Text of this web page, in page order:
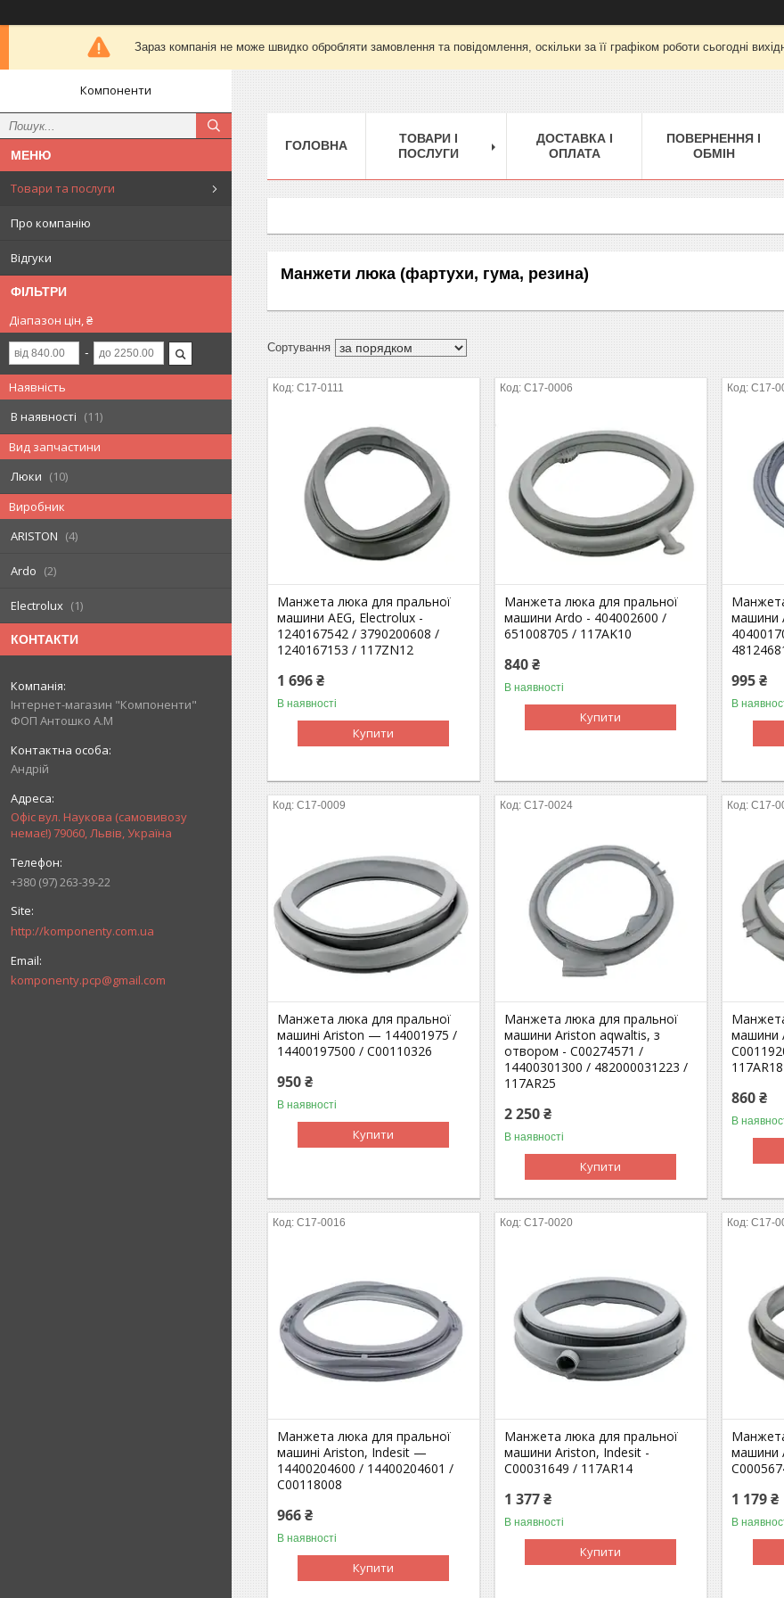
Зараз компанія не може швидко обробляти замовлення та повідомлення, оскільки за її графіком роботи сьогодні
Компоненти
Товари та послуги
Про компанію
Відгуки
ФІЛЬТРИ
Діапазон цін, ₴
Наявність
В наявності
11
Вид запчастини
Люки
10
Виробник
ARISTON
4
Ardo 2
Electrolux 1
КОНТАКТИ
Інтернет-магазин "Компоненти"
ФОП Антошко А.М
Андрій
Офіс вул. Наукова (самовивозу
немає!) 79060, Львів, Україна
+380 (97) 263-39-22
http://komponenty.com.ua
komponenty.pcp@gmail.com
ГОЛОВНА
ТОВАРИ І
ПОСЛУГИ
ДОСТАВКА І
ОПЛАТА
ПОВЕРНЕННЯ І
ОБМІН
Манжети люка (фартухи, гума, резина)
C17-0111
Манжета люка для пральної
машини AEG, Electrolux -
1240167542 / 3790200608 /
1240167153 / 117ZN12
1 696 ₴
В наявності
Купити
C17-0006
Манжета люка для пральної
машини Ardo - 404002600 /
651008705 / 117AK10
840 ₴
В наявності
Купити
C17-
машини
995 ₴
В
C17-0009
Манжета люка для пральної
машині Ariston — 144001975 /
14400197500 / C00110326
950 ₴
В наявності
Купити
C17-0024
Манжета люка для пральної
машини Ariston aqwaltis, з
отвором - C00274571 /
14400301300 / 482000031223 /
117AR25
2 250 ₴
В наявності
Купити
C17-
машини
117AR18
860 ₴
В
C17-0016
Манжета люка для пральної
машині Ariston, Indesit —
14400204600 / 14400204601 /
C00118008
966 ₴
В наявності
Купити
C17-0020
Манжета люка для пральної
машини Ariston, Indesit -
C00031649 / 117AR14
1 377 ₴
В наявності
Купити
C17-
машини
1 179 ₴
В